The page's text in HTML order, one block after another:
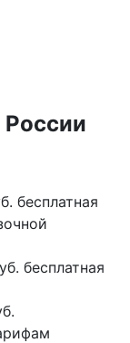
России
бесплатная
бесплатная